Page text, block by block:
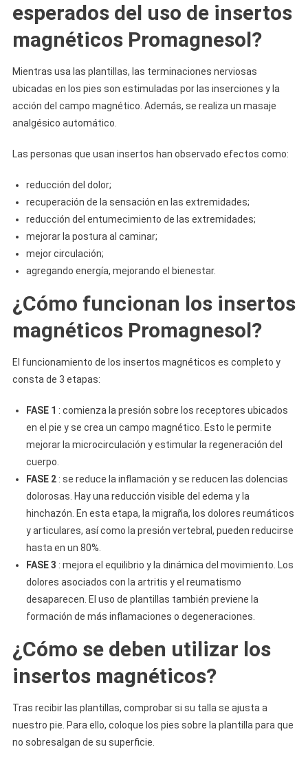
esperados del uso de insertos
magnéticos Promagnesol?
Mientras usa las plantillas, las terminaciones nerviosas
ubicadas en los pies son estimuladas por las inserciones y la
acción del campo magnético. Además, se realiza un masaje
analgésico automático.
Las personas que usan insertos han observado efectos como:
reducción del dolor;
recuperación de la sensación en las extremidades;
reducción del entumecimiento de las extremidades;
mejorar la postura al caminar;
mejor circulación;
agregando energía, mejorando el bienestar.
¿Cómo funcionan los insertos
magnéticos Promagnesol?
El funcionamiento de los insertos magnéticos es completo y
consta de 3 etapas:
FASE 1 : comienza la presión sobre los receptores ubicados
en el pie y se crea un campo magnético. Esto le permite
mejorar la microcirculación y estimular la regeneración del
cuerpo.
FASE 2: se reduce la inflamación y se reducen las dolencias
dolorosas. Hay una reducción visible del edema y la
hinchazón. En esta etapa, la migraña, los dolores reumáticos
y articulares, así como la presión vertebral, pueden reducirse
hasta en un 80%.
FASE 3 : mejora el equilibrio y la dinámica del movimiento. Los
dolores asociados con la artritis y el reumatismo
desaparecen. El uso de plantillas también previene la
formación de más inflamaciones o degeneraciones.
¿Cómo se deben utilizar los
insertos magnéticos?
Tras recibir las plantillas, comprobar si su talla se ajusta a
nuestro pie. Para ello, coloque los pies sobre la plantilla para que
no sobresalgan de su superficie.